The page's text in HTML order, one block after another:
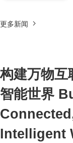
更多新闻
构建万物互
智能世界
Intelligent